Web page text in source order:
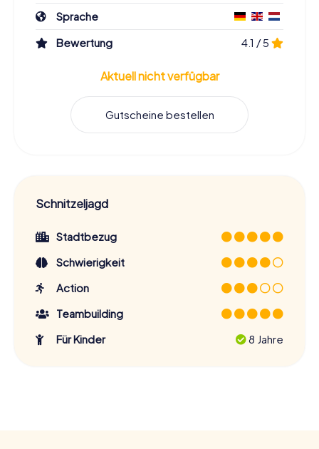
Sprache
Bewertung
4.1 / 5
Aktuell nicht verfügbar
Gutscheine bestellen
Schnitzeljagd
Stadtbezug
Schwierigkeit
Action
Teambuilding
Für Kinder
8 Jahre